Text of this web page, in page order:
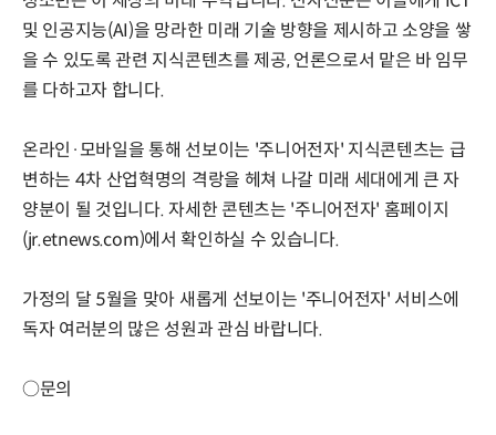
및 인공지능(AI)을 망라한 미래 기술 방향을 제시하고 소양을 쌓
을 수 있도록 관련 지식콘텐츠를 제공, 언론으로서 맡은 바 임무
를 다하고자 합니다.
온라인·모바일을 통해 선보이는 '주니어전자' 지식콘텐츠는 급
변하는 4차 산업혁명의 격랑을 헤쳐 나갈 미래 세대에게 큰 자
양분이 될 것입니다. 자세한 콘텐츠는 '주니어전자' 홈페이지
(jr.etnews.com)에서 확인하실 수 있습니다.
가정의 달 5월을 맞아 새롭게 선보이는 '주니어전자' 서비스에
독자 여러분의 많은 성원과 관심 바랍니다.
○문의